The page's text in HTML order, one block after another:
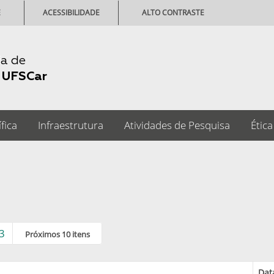
de
UFSCar
ACESSIBILIDADE ALTO CONTRASTE
Infraestrutura Atividades de Pesquisa Ética
Próximos 10 itens